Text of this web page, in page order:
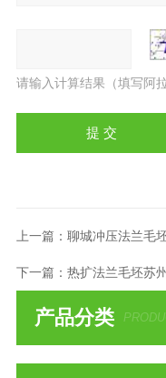
请输入计算结果（填写阿
上一篇： 聊城冲压法兰毛坯
下一篇： 热扩法兰毛坯苏州
产品分类